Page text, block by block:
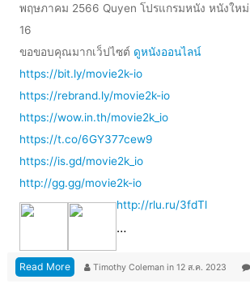
พฤษภาคม 2566 Quyen โปรแกรมหนัง หนังให
16
ขอขอบคุณมากเว็ปไซต์ ดูหนังออนไลน์
https://bit.ly/movie2k-io
https://rebrand.ly/movie2k-io
https://wow.in.th/movie2k_io
https://t.co/6GY377cew9
https://is.gd/movie2k_io
http://gg.gg/movie2k-io
http://rlu.ru/3fdTl
…
Read More Timothy Coleman in 12 ส.ค. 2023